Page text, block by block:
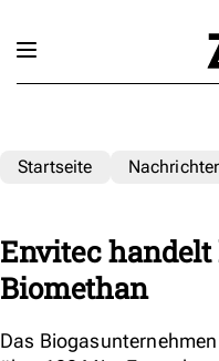
Startseite
Envitec
Biomethan
Das